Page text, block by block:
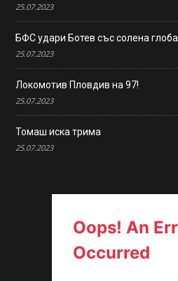
25.07.2023
БФС удари Ботев със солена глоба
25.07.2023
Локомотив Пловдив на 97!
25.07.2023
Томаш иска трима
25.07.2023